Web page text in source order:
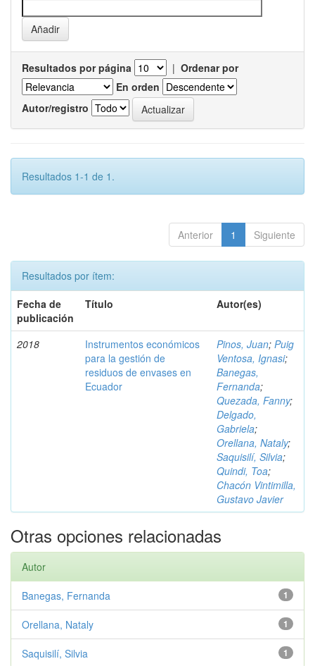
Resultados por página | Ordenar por
En orden
Autor/registro
Resultados 1-1 de 1.
Anterior 1 Siguiente
Resultados por ítem:
Fecha de
publicación
Título Autor(es)
2018
Instrumentos económicos
para la gestión de
residuos de envases en
Ecuador
Pinos, Juan; Puig
Ventosa, Ignasi;
Banegas,
Fernanda;
Quezada, Fanny;
Delgado,
Gabriela;
Orellana, Nataly;
Saquisilí, Silvia;
Quindi, Toa;
Chacón Vintimilla,
Gustavo Javier
Otras opciones relacionadas
Autor
1
Banegas, Fernanda
1
Orellana, Nataly
1
Saquisilí, Silvia